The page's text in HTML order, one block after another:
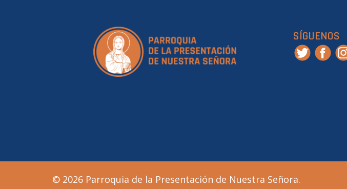
SÍGUENOS
© 2026 Parroquia de la Presentación de Nuestra Señora.